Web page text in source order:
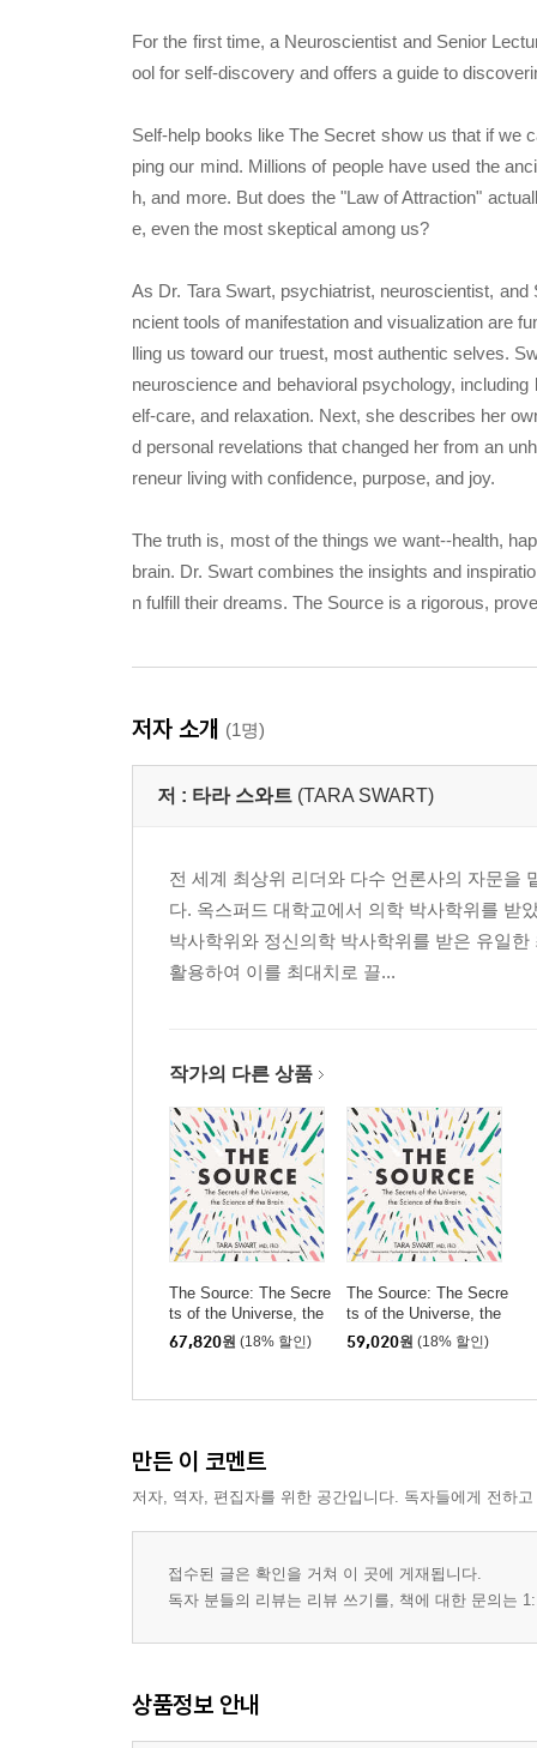
For the first time, a Neuroscientist and Senior
ool for self-discovery and offers a guide to
Self-help books like The Secret show us that if we
ping our mind. Millions of people have used the
h, and more. But does the "Law of Attraction"
e, even the most skeptical among us?
As Dr. Tara Swart, psychiatrist, neuroscientist,
ncient tools of manifestation and visualization are
lling us toward our truest, most authentic selves.
neuroscience and behavioral psychology,
elf-care, and relaxation. Next, she describes her
d personal revelations that changed her from an
reneur living with confidence, purpose, and joy.
The truth is, most of the things we want--health,
brain. Dr. Swart combines the insights and
n fulfill their dreams. The Source is a rigorous,
저자 소개 (1명)
저 : 타라 스와트 (TARA SWART)
전 세계 최상위 리더와 다수 언론사의 자문을
다. 옥스퍼드 대학교에서 의학 박사학위를 받
박사학위와 정신의학 박사학위를 받은 유일
활용하여 이를 최대치로 끌...
작가의 다른 상품
The Source: The Secre
ts of the Universe, the
Science of the Brain
67,820원 (18% 할인)
The Source: The Secre
ts of the Universe, the
Science of the Brain
59,020원 (18% 할인)
만든 이 코멘트
저자, 역자, 편집자를 위한 공간입니다. 독자들에게 전하
접수된 글은 확인을 거쳐 이 곳에 게재됩니다.
독자 분들의 리뷰는 리뷰 쓰기를, 책에 대한 문의는
상품정보 안내